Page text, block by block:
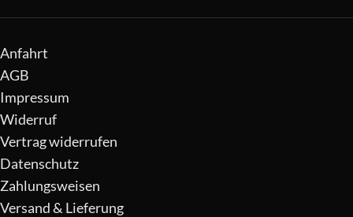
Anfahrt
AGB
Impressum
Widerruf
Vertrag widerrufen
Datenschutz
Zahlungsweisen
Versand & Lieferung